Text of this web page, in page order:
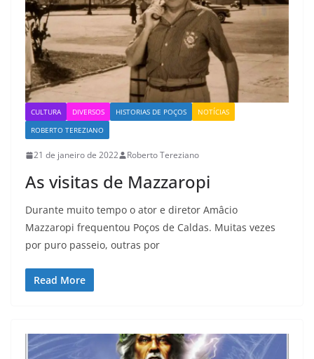
CULTURA DIVERSOS HISTORIAS DE POÇOS
NOTÍCIAS
ROBERTO TEREZIANO
21 de janeiro de 2022 Roberto Tereziano
As visitas de Mazzaropi
Durante muito tempo o ator e diretor Amâcio
Mazzaropi frequentou Poços de Caldas. Muitas vezes
por puro passeio, outras por
Read More